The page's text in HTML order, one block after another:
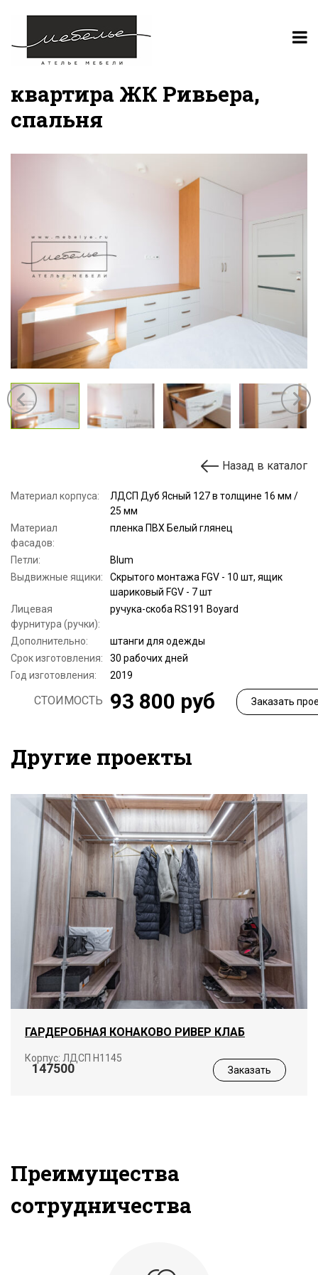
квартира ЖК Ривьера,
спальня
Назад в каталог
Материал корпуса:
ЛДСП Дуб Ясный 127 в толщине 16 мм /
25 мм
Материал
фасадов:
пленка ПВХ Белый глянец
Петли:
Blum
Выдвижные ящики:
Скрытого монтажа FGV - 10 шт, ящик
шариковый FGV - 7 шт
Лицевая
фурнитура (ручки):
ручука-скоба RS191 Boyard
Дополнительно:
штанги для одежды
Срок изготовления:
30 рабочих дней
Год изготовления:
2019
СТОИМОСТЬ 93 800 руб Заказать
Другие проекты
ГАРДЕРОБНАЯ КОНАКОВО РИВЕР КЛАБ
Корпус: ЛДСП Н1145
147500 Заказать
Преимущества
сотрудничества